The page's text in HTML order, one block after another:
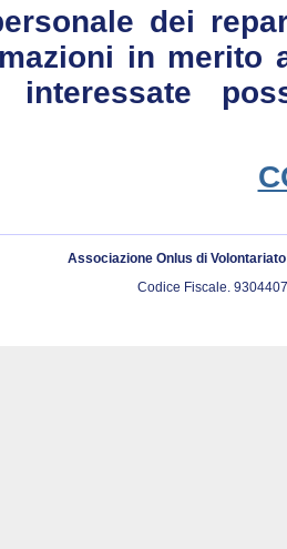
dei
in merito
interessate
Associazione Onlus di
Codice Fiscale.